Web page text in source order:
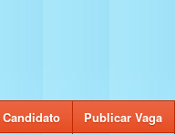
Publicar Vaga